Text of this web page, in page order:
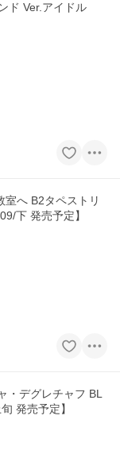
ド Ver.アイドル
室へ B2タペストリ
下 発売予定】
・デグレチャフ BL
発売予定】